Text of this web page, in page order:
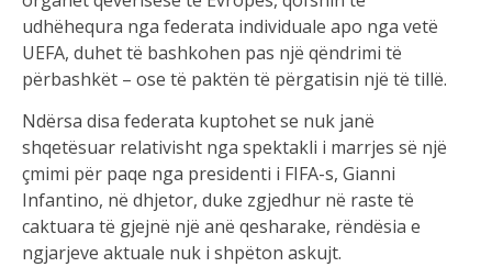
udhëhequra nga federata individuale apo nga vetë
UEFA, duhet të bashkohen pas një qëndrimi të
përbashkët – ose të paktën të përgatisin një të tillë.
Ndërsa disa federata kuptohet se nuk janë
shqetësuar relativisht nga spektakli i marrjes së një
çmimi për paqe nga presidenti i FIFA-s, Gianni
Infantino, në dhjetor, duke zgjedhur në raste të
caktuara të gjejnë një anë qesharake, rëndësia e
ngjarjeve aktuale nuk i shpëton askujt.